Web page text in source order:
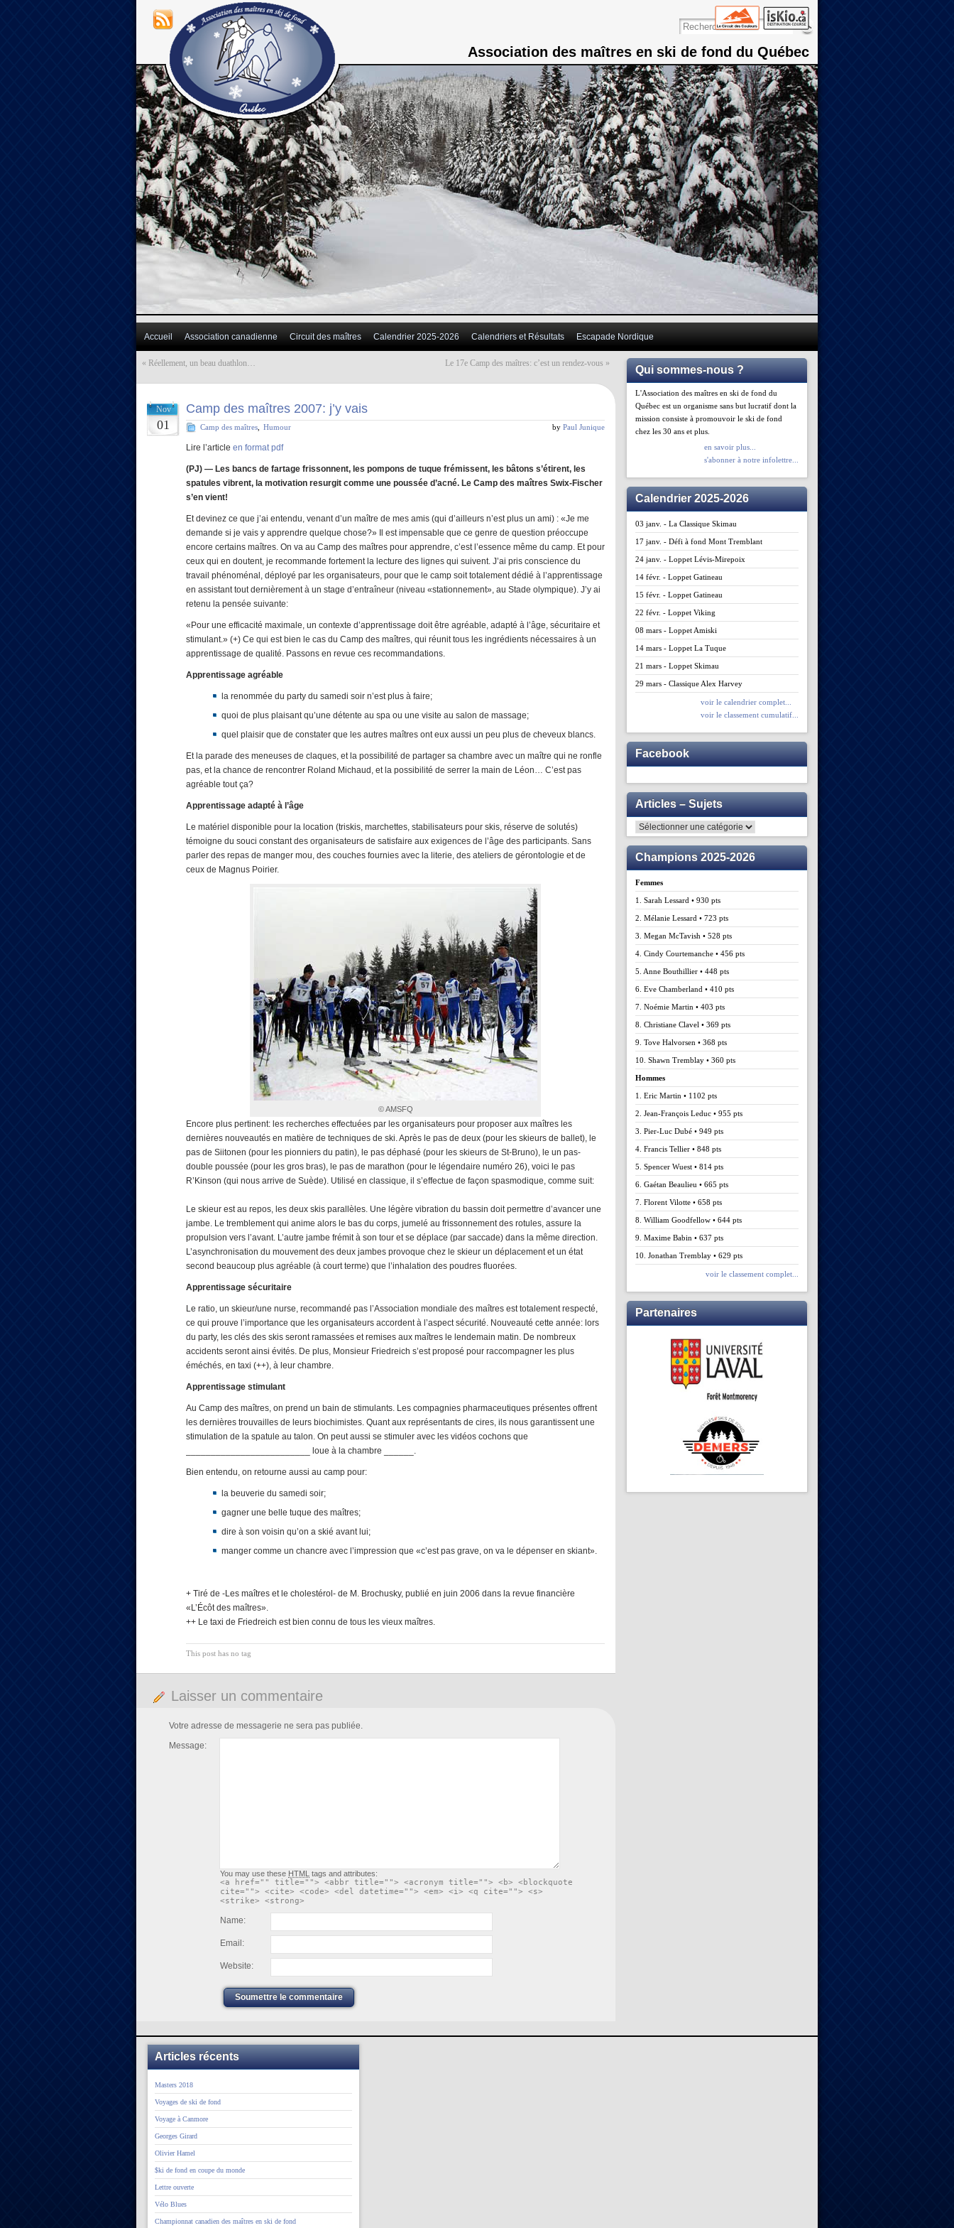
Association des maîtres en ski de fond du Québec
Accueil Association canadienne Circuit des maîtres Calendrier 2025-2026 Calendriers et Résultats Escapade Nordique
« Réellement, un beau duathlon… Le 17e Camp des maîtres: c’est un rendez-vous »
Nov
01
Camp des maîtres 2007: j’y vais
Camp des maîtres Humour by Paul Junique
Lire l’article en format pdf
(PJ) — Les bancs de fartage frissonnent, les pompons de tuque frémissent, les bâtons s’étirent, les
spatules vibrent, la motivation resurgit comme une poussée d’acné. Le Camp des maîtres Swix-Fischer
s’en vient!
Et devinez ce que j’ai entendu, venant d’un maître de mes amis (qui d’ailleurs n’est plus un ami) : «Je me
demande si je vais y apprendre quelque chose?» Il est impensable que ce genre de question préoccupe
encore certains maîtres. On va au Camp des maîtres pour apprendre, c’est l’essence même du camp. Et pour
ceux qui en doutent, je recommande fortement la lecture des lignes qui suivent. J’ai pris conscience du
travail phénoménal, déployé par les organisateurs, pour que le camp soit totalement dédié à l’apprentissage
en assistant tout dernièrement à un stage d’entraîneur (niveau «stationnement», au Stade olympique). J’y ai
retenu la pensée suivante:
«Pour une efficacité maximale, un contexte d’apprentissage doit être agréable, adapté à l’âge, sécuritaire et
stimulant.» (+) Ce qui est bien le cas du Camp des maîtres, qui réunit tous les ingrédients nécessaires à un
apprentissage de qualité. Passons en revue ces recommandations.
Apprentissage agréable
la renommée du party du samedi soir n’est plus à faire;
quoi de plus plaisant qu’une détente au spa ou une visite au salon de massage;
quel plaisir que de constater que les autres maîtres ont eux aussi un peu plus de cheveux blancs.
Et la parade des meneuses de claques, et la possibilité de partager sa chambre avec un maître qui ne ronfle
pas, et la chance de rencontrer Roland Michaud, et la possibilité de serrer la main de Léon… C’est pas
agréable tout ça?
Apprentissage adapté à l’âge
Le matériel disponible pour la location (triskis, marchettes, stabilisateurs pour skis, réserve de solutés)
témoigne du souci constant des organisateurs de satisfaire aux exigences de l’âge des participants. Sans
parler des repas de manger mou, des couches fournies avec la literie, des ateliers de gérontologie et de
ceux de Magnus Poirier.
© AMSFQ
Encore plus pertinent: les recherches effectuées par les organisateurs pour proposer aux maîtres les
dernières nouveautés en matière de techniques de ski. Après le pas de deux (pour les skieurs de ballet), le
pas de Siitonen (pour les pionniers du patin), le pas déphasé (pour les skieurs de St-Bruno), le un pas-
double poussée (pour les gros bras), le pas de marathon (pour le légendaire numéro 26), voici le pas
R’Kinson (qui nous arrive de Suède). Utilisé en classique, il s’effectue de façon spasmodique, comme suit:
Le skieur est au repos, les deux skis parallèles. Une légère vibration du bassin doit permettre d’avancer une
jambe. Le tremblement qui anime alors le bas du corps, jumelé au frissonnement des rotules, assure la
propulsion vers l’avant. L’autre jambe frémit à son tour et se déplace (par saccade) dans la même direction.
L’asynchronisation du mouvement des deux jambes provoque chez le skieur un déplacement et un état
second beaucoup plus agréable (à court terme) que l’inhalation des poudres fluorées.
Apprentissage sécuritaire
Le ratio, un skieur/une nurse, recommandé pas l’Association mondiale des maîtres est totalement respecté,
ce qui prouve l’importance que les organisateurs accordent à l’aspect sécurité. Nouveauté cette année: lors
du party, les clés des skis seront ramassées et remises aux maîtres le lendemain matin. De nombreux
accidents seront ainsi évités. De plus, Monsieur Friedreich s’est proposé pour raccompagner les plus
éméchés, en taxi (++), à leur chambre.
Apprentissage stimulant
Au Camp des maîtres, on prend un bain de stimulants. Les compagnies pharmaceutiques présentes offrent
les dernières trouvailles de leurs biochimistes. Quant aux représentants de cires, ils nous garantissent une
stimulation de la spatule au talon. On peut aussi se stimuler avec les vidéos cochons que
_________________________ loue à la chambre ______.
Bien entendu, on retourne aussi au camp pour:
la beuverie du samedi soir;
gagner une belle tuque des maîtres;
dire à son voisin qu’on a skié avant lui;
manger comme un chancre avec l’impression que «c’est pas grave, on va le dépenser en skiant».
+ Tiré de -Les maîtres et le cholestérol- de M. Brochusky, publié en juin 2006 dans la revue financière
«L’Écôt des maîtres».
++ Le taxi de Friedreich est bien connu de tous les vieux maîtres.
This post has no tag
Laisser un commentaire
Votre adresse de messagerie ne sera pas publiée.
Message:
You may use these HTML tags and attributes:
<a href="" title=""> <abbr title=""> <acronym title=""> <b> <blockquote
cite=""> <cite> <code> <del datetime=""> <em> <i> <q cite=""> <s>
<strike> <strong>
Name:
Email:
Website:
Soumettre le commentaire
Qui sommes-nous ?
L'Association des maîtres en ski de fond du
Québec est un organisme sans but lucratif dont la
mission consiste à promouvoir le ski de fond
chez les 30 ans et plus.
en savoir plus...
s'abonner à notre infolettre...
Calendrier 2025-2026
03 janv. - La Classique Skimau
17 janv. - Défi à fond Mont Tremblant
24 janv. - Loppet Lévis-Mirepoix
14 févr. - Loppet Gatineau
15 févr. - Loppet Gatineau
22 févr. - Loppet Viking
08 mars - Loppet Amiski
14 mars - Loppet La Tuque
21 mars - Loppet Skimau
29 mars - Classique Alex Harvey
voir le calendrier complet...
voir le classement cumulatif...
Facebook
Articles – Sujets
Articles
–
Sujets
Champions 2025-2026
Femmes
1. Sarah Lessard • 930 pts
2. Mélanie Lessard • 723 pts
3. Megan McTavish • 528 pts
4. Cindy Courtemanche • 456 pts
5. Anne Bouthillier • 448 pts
6. Eve Chamberland • 410 pts
7. Noémie Martin • 403 pts
8. Christiane Clavel • 369 pts
9. Tove Halvorsen • 368 pts
10. Shawn Tremblay • 360 pts
Hommes
1. Eric Martin • 1102 pts
2. Jean-François Leduc • 955 pts
3. Pier-Luc Dubé • 949 pts
4. Francis Tellier • 848 pts
5. Spencer Wuest • 814 pts
6. Gaétan Beaulieu • 665 pts
7. Florent Vilotte • 658 pts
8. William Goodfellow • 644 pts
9. Maxime Babin • 637 pts
10. Jonathan Tremblay • 629 pts
voir le classement complet...
Partenaires
Articles récents
Masters 2018
Voyages de ski de fond
Voyage à Canmore
Georges Girard
Olivier Hamel
$ki de fond en coupe du monde
Lettre ouverte
Vélo Blues
Championnat canadien des maîtres en ski de fond